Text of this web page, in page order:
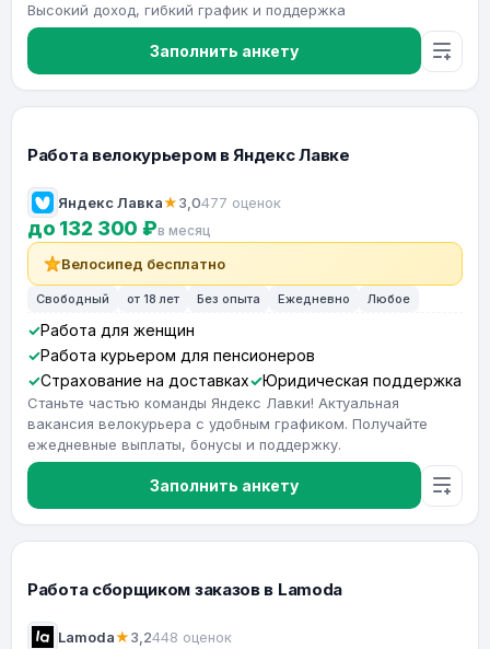
Высокий доход, гибкий график и поддержка
Заполнить анкету
Работа велокурьером в Яндекс Лавке
Яндекс Лавка★3,0477 оценок
до 132 300 ₽в месяц
Велосипед бесплатно
Свободный от 18 лет Без опыта Ежедневно Любое
Работа для женщин
Работа курьером для пенсионеров
Страхование на доставках
Юридическая поддержка
Станьте частью команды Яндекс Лавки! Актуальная
вакансия велокурьера с удобным графиком. Получайте
ежедневные выплаты, бонусы и поддержку.
Заполнить анкету
Работа сборщиком заказов в Lamoda
Lamoda★3,2448 оценок